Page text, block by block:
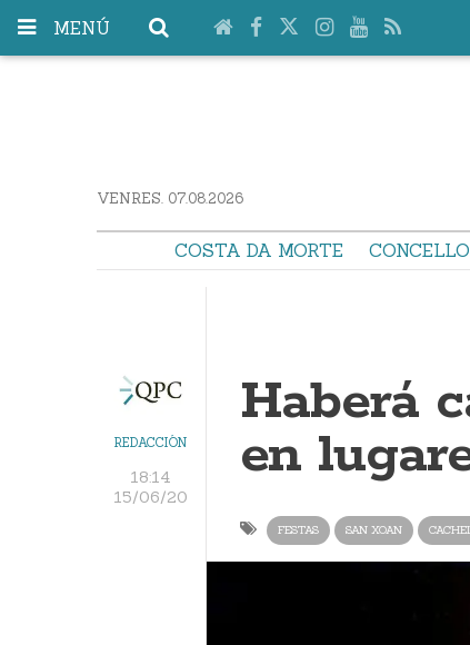
MENÚ
VENRES. 07.08.2026
COSTA DA MORTE
REDACCIÓN
18:14
15/06/20
Haberá
en
FESTAS SAN XOAN